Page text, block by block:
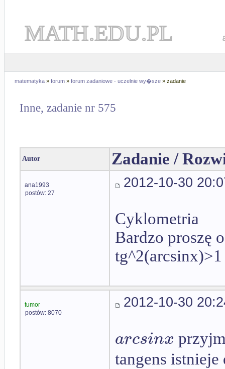
MATH.EDU.PL
matematyka » forum » forum zadaniowe - uczelnie wy�sze » zadanie
Inne, zadanie nr 575
Autor Zadanie /
ana1993
postów: 27
2012-10-30
Cyklometria
Bardzo proszę
tg^2(arcsinx)>1
tumor
postów: 8070
2012-10-30
arcsinx
tangens